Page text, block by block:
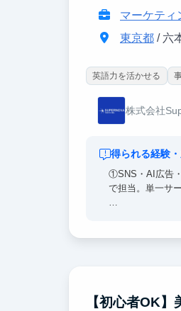
マーケティ
東京都/ 六
英語力を活かせる
株式会社
得られる経験
①SNS・AI広告
で担当。単一サ
【初心者OK